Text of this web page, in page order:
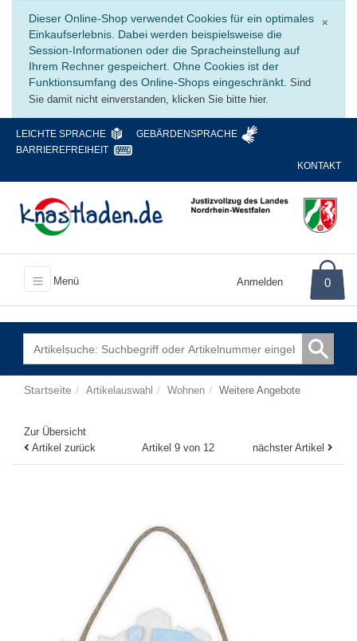
×
Dieser Online-Shop verwendet Cookies für ein optimales
Einkaufserlebnis. Dabei werden beispielsweise die
Session-Informationen oder die Spracheinstellung auf
Ihrem Rechner gespeichert. Ohne Cookies ist der
Funktionsumfang des Online-Shops eingeschränkt. Sind
Sie damit nicht einverstanden, klicken Sie bitte hier.
LEICHTE SPRACHE
GEBÄRDENSPRACHE
BARRIEREFREIHEIT
KONTAKT
Menü Anmelden 0
Startseite Artikelauswahl Wohnen Weitere Angebote
Zur Übersicht
Artikel zurück
Artikel 9 von 12 nächster Artikel